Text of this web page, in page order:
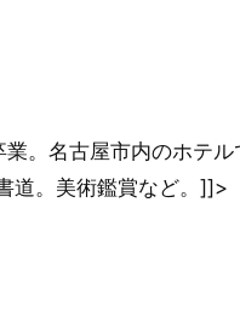
。名古屋市内のホテ
道。美術鑑賞など。]]>